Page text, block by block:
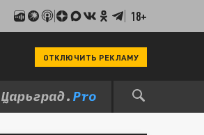
18+
ОТКЛЮЧИТЬ РЕКЛАМУ